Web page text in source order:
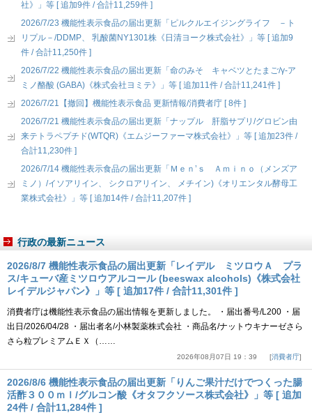
社》」等 [ 追加9件 / 合計11,259件 ]
2026/7/23 機能性表示食品の届出更新「ピルクルエイジングライフ －ト
リプル－/DDMP、 乳酸菌NY1301株《日清ヨーク株式会社》」等 [ 追加9
件 / 合計11,250件 ]
2026/7/22 機能性表示食品の届出更新「命のみそ キャベツとたまご/γ-ア
ミノ酪酸 (GABA)《株式会社ヨミテ》」等 [ 追加11件 / 合計11,241件 ]
2026/7/21【撤回】機能性表示食品 更新情報/消費者庁 [ 8件 ]
2026/7/21 機能性表示食品の届出更新「ナップル 肝脂サプリ/グロビン由
来テトラペプチド(WTQR)《エムジーファーマ株式会社》」等 [ 追加23件 /
合計11,230件 ]
2026/7/14 機能性表示食品の届出更新「Ｍｅｎ’ｓ Ａｍｉｎｏ（メンズア
ミノ）/イソアリイン、 シクロアリイン、 メチイン)《オリエンタル酵母工
業株式会社》」等 [ 追加14件 / 合計11,207件 ]
行政の最新ニュース
2026/8/7 機能性表示食品の届出更新「レイデル ミツロウＡ プラ
ス/キューバ産ミツロウアルコール (beeswax alcohols)《株式会社
レイデルジャパン》」等 [ 追加17件 / 合計11,301件 ]
消費者庁は機能性表示食品の届出情報を更新しました。 ・届出番号/L200 ・届
出日/2026/04/28 ・届出者名/小林製薬株式会社 ・商品名/ナットウキナーゼさら
さら粒プレミアムＥＸ（……
2026年08月07日 19：39 消費者庁
2026/8/6 機能性表示食品の届出更新「りんご果汁だけでつくった腸
活酢３００ｍｌ/グルコン酸《オタフクソース株式会社》」等 [ 追加
24件 / 合計11,284件 ]